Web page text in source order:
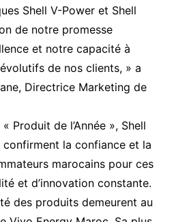
Shell V-Power et Shell
de notre promesse
et notre capacité à
de nos clients, » a
Directrice Marketing de
Produit de l’Année », Shell
la confiance et la
marocains pour ces
et d’innovation constante.
des produits demeurent au